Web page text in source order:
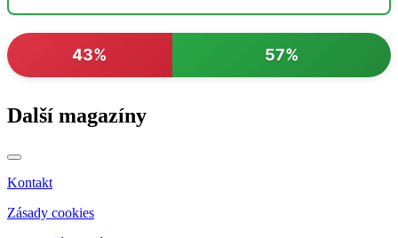
43% 57%
Další magazíny
Kontakt
Zásady cookies